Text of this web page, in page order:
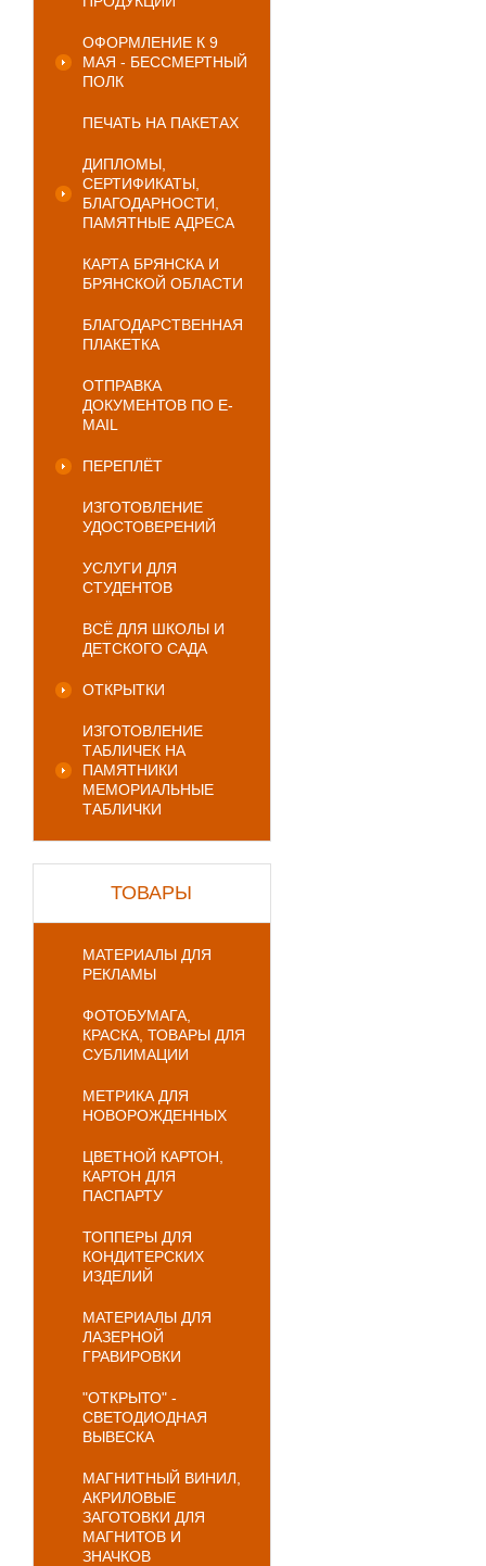
ОФОРМЛЕНИЕ К 9
МАЯ - БЕССМЕРТНЫЙ
ПОЛК
ПЕЧАТЬ НА ПАКЕТАХ
ДИПЛОМЫ,
СЕРТИФИКАТЫ,
БЛАГОДАРНОСТИ,
ПАМЯТНЫЕ АДРЕСА
КАРТА БРЯНСКА И
БРЯНСКОЙ ОБЛАСТИ
БЛАГОДАРСТВЕННАЯ
ПЛАКЕТКА
ОТПРАВКА
ДОКУМЕНТОВ ПО E-
MAIL
ПЕРЕПЛЁТ
ИЗГОТОВЛЕНИЕ
УДОСТОВЕРЕНИЙ
УСЛУГИ ДЛЯ
СТУДЕНТОВ
ВСЁ ДЛЯ ШКОЛЫ И
ДЕТСКОГО САДА
ОТКРЫТКИ
ИЗГОТОВЛЕНИЕ
ТАБЛИЧЕК НА
ПАМЯТНИКИ
МЕМОРИАЛЬНЫЕ
ТАБЛИЧКИ
ТОВАРЫ
МАТЕРИАЛЫ ДЛЯ
РЕКЛАМЫ
ФОТОБУМАГА,
КРАСКА, ТОВАРЫ ДЛЯ
СУБЛИМАЦИИ
МЕТРИКА ДЛЯ
НОВОРОЖДЕННЫХ
ЦВЕТНОЙ КАРТОН,
КАРТОН ДЛЯ
ПАСПАРТУ
ТОППЕРЫ ДЛЯ
КОНДИТЕРСКИХ
ИЗДЕЛИЙ
МАТЕРИАЛЫ ДЛЯ
ЛАЗЕРНОЙ
ГРАВИРОВКИ
"ОТКРЫТО" -
СВЕТОДИОДНАЯ
ВЫВЕСКА
МАГНИТНЫЙ ВИНИЛ,
АКРИЛОВЫЕ
ЗАГОТОВКИ ДЛЯ
МАГНИТОВ И
ЗНАЧКОВ